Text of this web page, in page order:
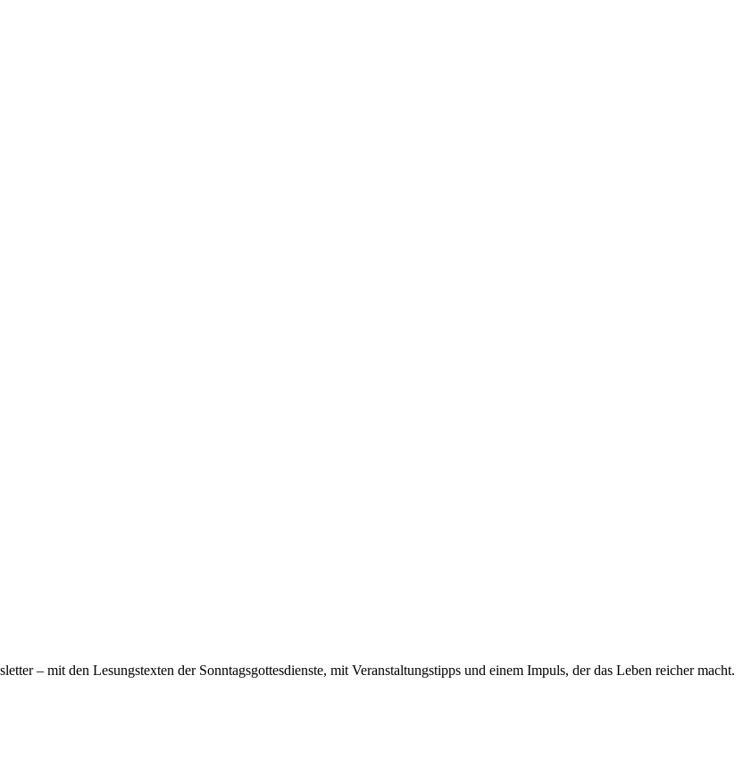
– mit den Lesungstexten der Sonntagsgottesdienste, mit Veranstaltungstipps und einem Impuls, der das Leben reicher macht.